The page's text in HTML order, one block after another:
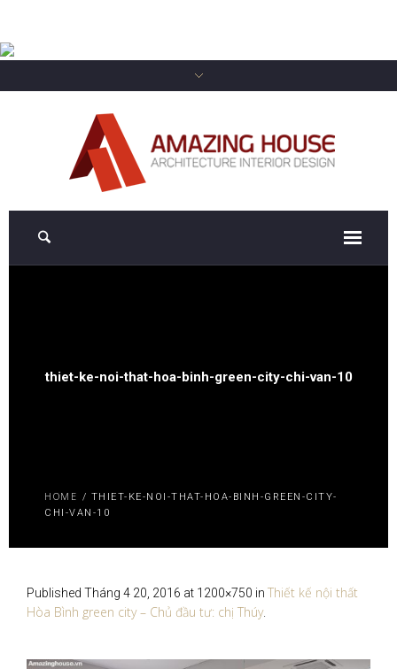
thiet-ke-noi-that-hoa-binh-green-city-chi-van-10
HOME / THIET-KE-NOI-THAT-HOA-BINH-GREEN-CITY-
CHI-VAN-10
Published Tháng 4 20, 2016 at 1200×750 in Thiết kế nội thất
Hòa Bình green city – Chủ đầu tư: chị Thúy.